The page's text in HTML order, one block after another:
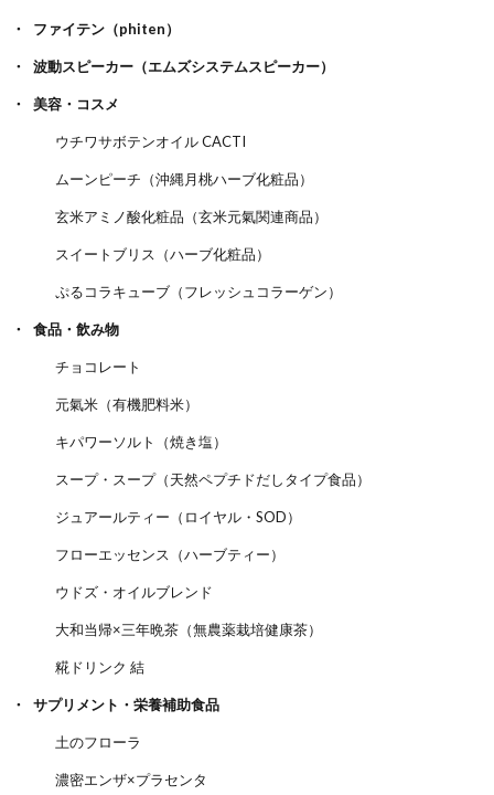
ファイテン（phiten）
波動スピーカー（エムズシステムスピーカー）
美容・コスメ
ウチワサボテンオイル CACTI
ムーンピーチ（沖縄月桃ハーブ化粧品）
玄米アミノ酸化粧品（玄米元氣関連商品）
スイートブリス（ハーブ化粧品）
ぷるコラキューブ（フレッシュコラーゲン）
食品・飲み物
チョコレート
元氣米（有機肥料米）
キパワーソルト（焼き塩）
スープ・スープ（天然ペプチドだしタイプ食品）
ジュアールティー（ロイヤル・SOD）
フローエッセンス（ハーブティー）
ウドズ・オイルブレンド
大和当帰×三年晩茶（無農薬栽培健康茶）
糀ドリンク 結
サプリメント・栄養補助食品
土のフローラ
濃密エンザ×プラセンタ